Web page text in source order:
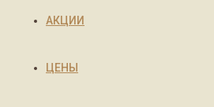
АКЦИИ
ЦЕНЫ